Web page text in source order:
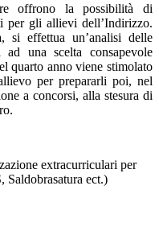
offrono la possibilità di
per gli allievi dell’Indirizzo.
si effettua un’analisi delle
una scelta consapevole
quarto anno viene stimolato
per prepararli poi, nel
a concorsi, alla stesura di
extracurriculari per
ect.)